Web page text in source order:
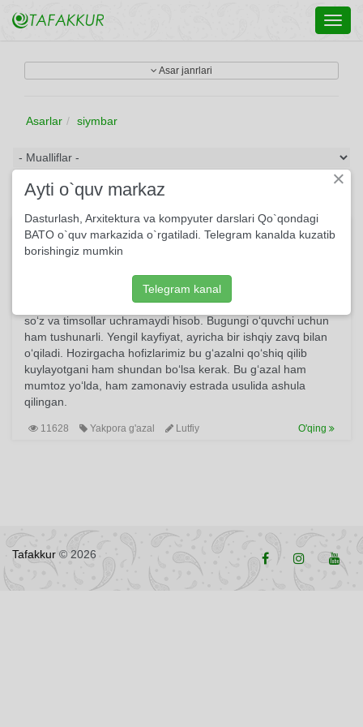
Asar janrlari
Asarlar siymbar
"Xoh inon, xoh inonma" radifli g'azal
G‘azal tamoman turkona ruhda bitilgan. An’anaviy yetti
yerda zimdan ilohiy ishq ko‘zda tutilganini unutmaslik kerak.
G‘azalning tili – sodda, ravon. Murakkab, falsafiy – tasavvufiy
so‘z va timsollar uchramaydi hisob. Bugungi o‘quvchi uchun
ham tushunarli. Yengil kayfiyat, ayricha bir ishqiy zavq bilan
o‘qiladi. Hozirgacha hofizlarimiz bu g‘azalni qo‘shiq qilib
kuylayotgani ham shundan bo‘lsa kerak. Bu g‘azal ham
mumtoz yo‘lda, ham zamonaviy estrada usulida ashula
qilingan.
11628 Yakpora g'azal Lutfiy O'qing
Tafakkur © 2026
×
Ayti o`quv markaz
Dasturlash, Arxitektura va kompyuter darslari Qo`qondagi
BATO o`quv markazida o`rgatiladi. Telegram kanalda kuzatib
borishingiz mumkin
Telegram kanal